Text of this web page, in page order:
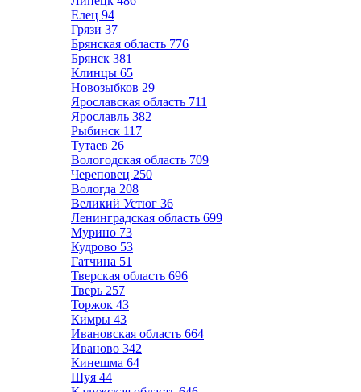
Елец 94
Грязи 37
Брянская область 776
Брянск 381
Клинцы 65
Новозыбков 29
Ярославская область 711
Ярославль 382
Рыбинск 117
Тутаев 26
Вологодская область 709
Череповец 250
Вологда 208
Великий Устюг 36
Ленинградская область 699
Мурино 73
Кудрово 53
Гатчина 51
Тверская область 696
Тверь 257
Торжок 43
Кимры 43
Ивановская область 664
Иваново 342
Кинешма 64
Шуя 44